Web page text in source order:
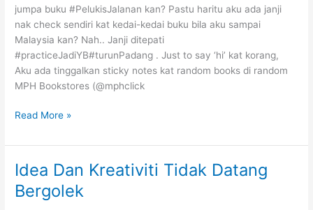
jumpa buku #PelukisJalanan kan? Pastu haritu aku ada janji
nak check sendiri kat kedai-kedai buku bila aku sampai
Malaysia kan? Nah.. Janji ditepati
#practiceJadiYB#turunPadang . Just to say ‘hi’ kat korang,
Aku ada tinggalkan sticky notes kat random books di random
MPH Bookstores (@mphclick
Bukan
Nak
Jumpa
Penulis
Sebegini
Read More »
Idea Dan Kreativiti Tidak Datang
Bergolek